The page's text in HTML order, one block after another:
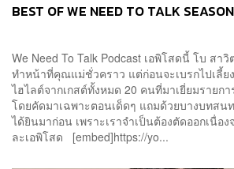
BEST OF WE NEED TO TALK
We Need To Talk Podcast เอพิโสดนี้ โบ สา
ทำหน้าที่คุณแม่ชั่วคราว แต่ก่อนจะเบรกไปเลี้ย
ไฮไลต์จากเกสต์ทั้งหมด 20 คนที่มาเยี่ยมรายก
โดยคัดมาเฉพาะตอนเด็ดๆ แถมด้วยบางบทสน
ได้ยินมาก่อน เพราะเราจำเป็นต้องตัดออกเนื่อ
ละเอพิโสด [embed]https://yo...